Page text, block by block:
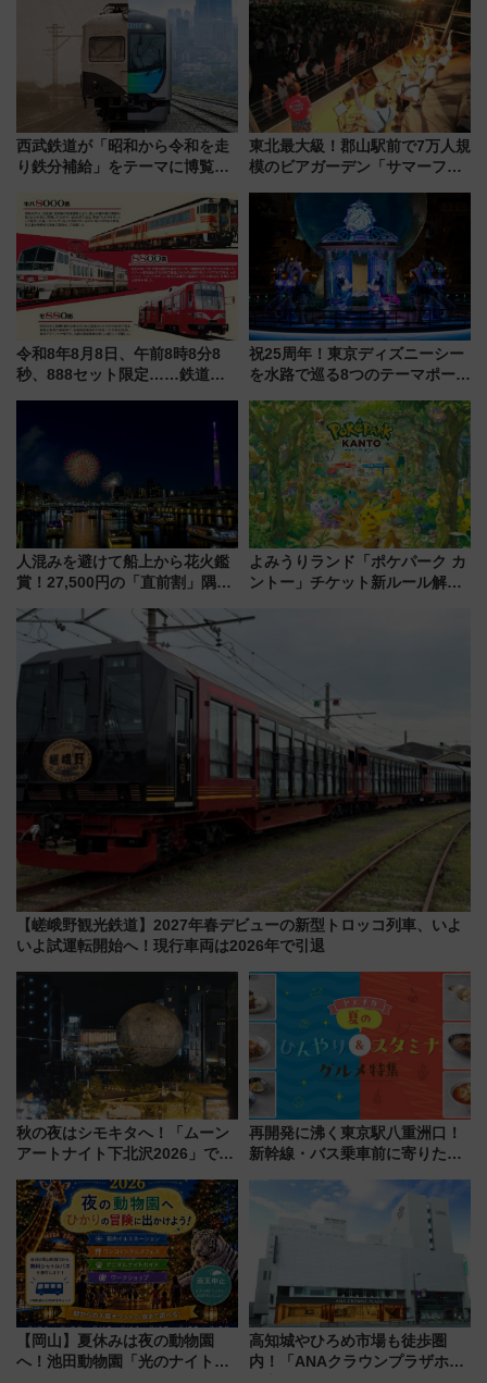
怖に泣き叫べ―
くりとは？
西武鉄道が「昭和から令和を走
り鉄分補給」をテーマに博覧会
14日から 新車両「トキイロ」体
験ブースも アクセスや申込方法
を解説
東北最大級！郡山駅前で7万人規
模のビアガーデン「サマーフェ
7/24-26開催！ 有料席はJRE
MALLで予約可能
令和8年8月8日、午前8時8分8
秒、888セット限定……鉄道各
祝25周年！東京ディズニーシー
を水路で巡る8つのテーマポート
人混みを避けて船上から花火鑑
賞！27,500円の「直前割」隅田
メも持ち込みOK
よみうりランド「ポケパーク カ
ントー」チケット新ルール解
本人確認が11月スタート
【嵯峨野観光鉄道】2027年春デビューの新型トロッコ列車、いよ
いよ試運転開始へ！現行車両は2026年で引退
秋の夜はシモキタへ！「ムーン
アートナイト下北沢2026」でイ
を満喫しよう
再開発に沸く東京駅八重洲口！
新幹線・バス乗車前に寄りたい
やり＆スタミナグルメ」6選【新
【岡山】夏休みは夜の動物園
へ！池田動物園「光のナイトズ
高知城やひろめ市場も徒歩圏
内！「ANAクラウンプラザホテ